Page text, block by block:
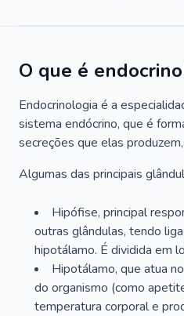
O que é
Endocrinologia é a
sistema endócrino, que é
secreções que elas
Algumas das principais
Hipófise, principal
outras glândulas, tendo
hipotálamo. É dividida em
Hipotálamo, que atua
do organismo (como
temperatura corporal e